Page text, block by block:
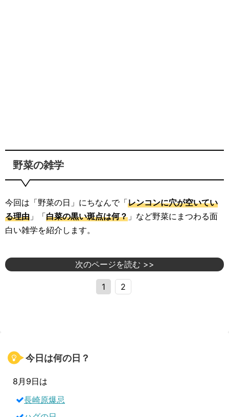
野菜の雑学
今回は「野菜の日」にちなんで「レンコンに穴が空いてい
る理由 」「白菜の黒い斑点は何？ 」など野菜にまつわる面
白い雑学を紹介します。
次のページを読む >>
1 2
今日は何の日？
8月9日は
長崎原爆忌